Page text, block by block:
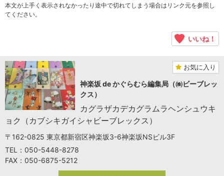
本文が上手く表示されなかったり途中で切れてしまう場合はリンク元を参照し
てください。
いいね！
お気に入り
神楽坂 de かぐらむら編集局（㈱ビーブレッ
クス）
カグラザカデカグラムラヘンシュウキ
ョク（カブシキガイシャビーブレックス）
〒162-0825 東京都新宿区神楽坂3-6神楽坂NSビル3F
TEL：050-5448-8278
FAX：050-6875-5212